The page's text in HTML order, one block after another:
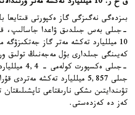
ق ح ر: 10 ميلليارد تەكشە مەتر ورىندالاتىن مەجە مە؟
-جىلى بەس جىلدىق ۋاعدا جاسالىپ،
10 ميلليارد تەكشە مەتر گاز
-جىلى
جىلى 5,857 ميلليارد تەكشە
تۋىندايتىن ىشكى نارىقتاعى تاپشىلىقتان
كەز دە كەزدەستى.